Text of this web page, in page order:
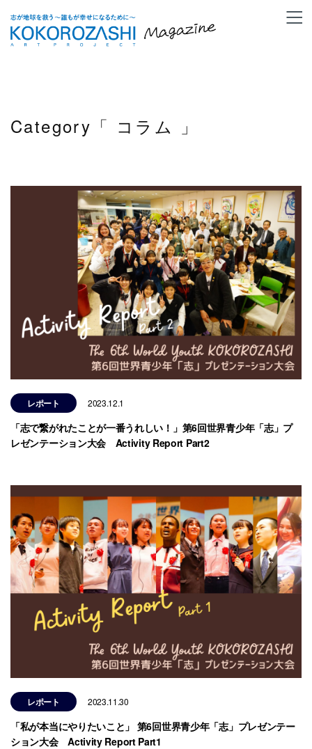
Category「 コラム 」
レポート 2023.12.1
「志で繋がれたことが一番うれしい！」第6回世界青少年「志」プ
レゼンテーション大会 Activity Report Part2
レポート 2023.11.30
「私が本当にやりたいこと」 第6回世界青少年「志」プレゼンテー
ション大会 Activity Report Part1